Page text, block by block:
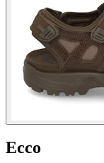
Ecco